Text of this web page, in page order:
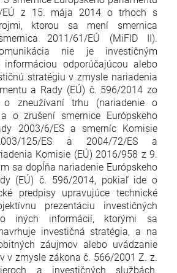
EÚ z 15. mája 2014 o trhoch s
ktorou sa mení smernica
2011/61/EÚ (MiFID II).
nie je investičným
odporúčajúcou alebo
stratégiu v zmysle nariadenia
a Rady (EÚ) č. 596/2014 zo
zneužívaní trhu (nariadenie o
o zrušení smernice Európskeho
2003/6/ES a smerníc Komisie
125/ES a 2004/72/ES a
Komisie (EÚ) 2016/958 z 9.
sa dopĺňa nariadenie Európskeho
(EÚ) č. 596/2014, pokiaľ ide o
predpisy upravujúce technické
prezentáciu investičných
iných informácií, ktorými sa
investičná stratégia, a na
záujmov alebo uvádzanie
v zmysle zákona č. 566/2001 Z. z.
a investičných službách.